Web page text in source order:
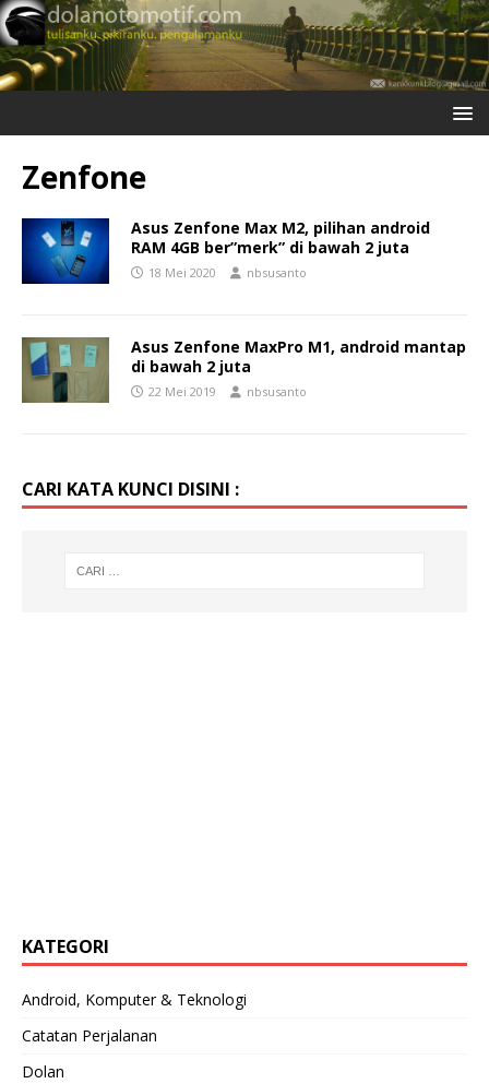
Zenfone
Asus Zenfone Max M2, pilihan android
RAM 4GB ber”merk” di bawah 2 juta
18 Mei 2020 nbsusanto
Asus Zenfone MaxPro M1, android mantap
di bawah 2 juta
22 Mei 2019 nbsusanto
CARI KATA KUNCI DISINI :
KATEGORI
Android, Komputer & Teknologi
Catatan Perjalanan
Dolan